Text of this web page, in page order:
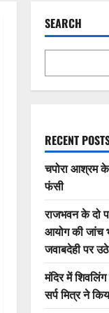
SEARCH
RECENT
चपोरा आश्रम
फंसी
राजभवन के दो
आयोग की जांच
जवाबदेही पर
मंदिर में
सर्प मित्र ने